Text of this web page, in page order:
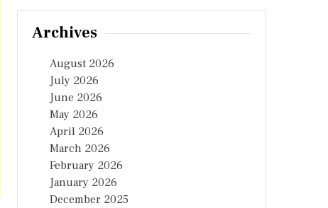
Archives
August 2026
July 2026
June 2026
May 2026
April 2026
March 2026
February 2026
January 2026
December 2025